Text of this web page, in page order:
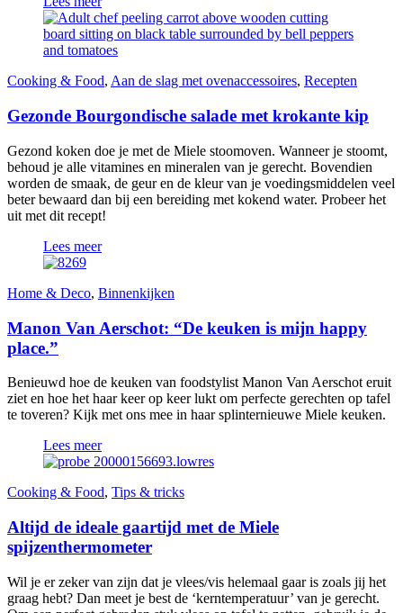
Cooking & Food, Aan de slag met ovenaccessoires, Recepten
Gezonde Bourgondische salade met krokante kip
Gezond koken doe je met de Miele stoomoven. Wanneer je stoomt,
behoud je alle vitamines en mineralen van je gerecht. Bovendien
worden de smaak, de geur en de kleur van je voedingsmiddelen veel
beter bewaard dan bij een bereiding met kokend water. Probeer het
uit met dit recept!
Lees meer
Home & Deco, Binnenkijken
Manon Van Aerschot: “De keuken is mijn happy
place.”
Benieuwd hoe de keuken van foodstylist Manon Van Aerschot eruit
ziet en hoe het haar keer op keer lukt om perfecte gerechten op tafel
te toveren? Kijk met ons mee in haar splinternieuwe Miele keuken.
Lees meer
Cooking & Food, Tips & tricks
Altijd de ideale gaartijd met de Miele
spijzenthermometer
Wil je er zeker van zijn dat je vlees/vis helemaal gaar is zoals jij het
graag hebt? Dan meet je best de ‘kerntemperatuur’ van je gerecht.